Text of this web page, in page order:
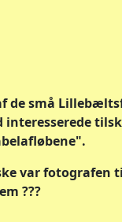
de små
interesserede
var fotografen
???